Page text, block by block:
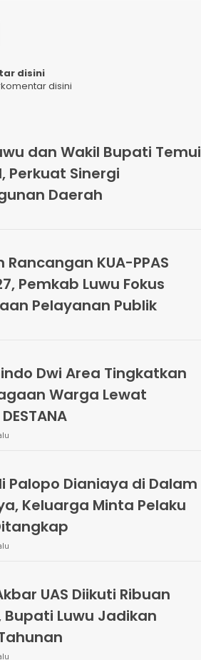
disini
disini
dan Wakil Bupati Temui
Perkuat Sinergi
Daerah
Rancangan KUA-PPAS
Pemkab Luwu Fokus
Pelayanan Publik
Dwi Area Tingkatkan
Warga Lewat
Palopo Dianiaya di Dalam
Keluarga Minta Pelaku
UAS Diikuti Ribuan
Luwu Jadikan